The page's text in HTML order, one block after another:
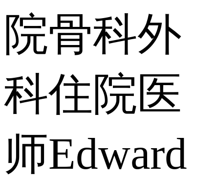
院骨科外
科住院医
师Edward